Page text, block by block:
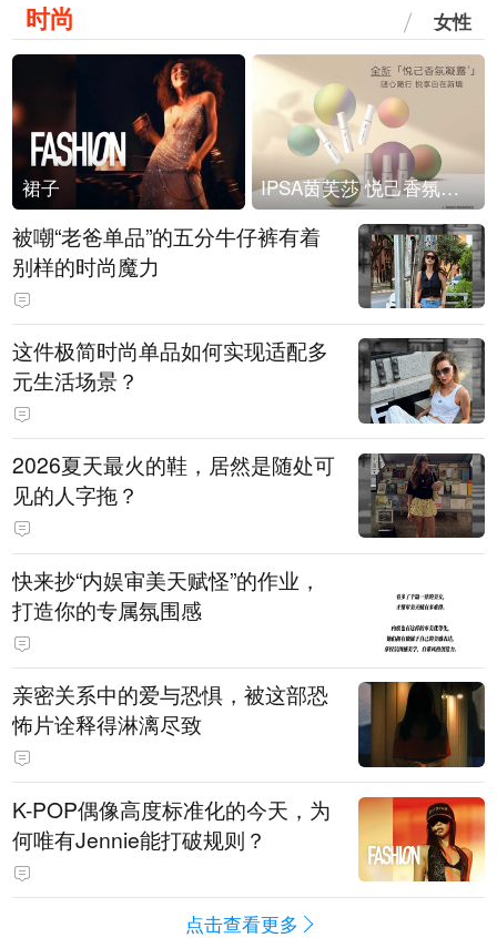
时尚 女性
裙子 IPSA茵芙莎 悦己香氛凝露上市
被嘲“老爸单品”的五分牛仔裤有着
别样的时尚魔力
这件极简时尚单品如何实现适配多
元生活场景？
2026夏天最火的鞋，居然是随处可
见的人字拖？
快来抄“内娱审美天赋怪”的作业，
打造你的专属氛围感
亲密关系中的爱与恐惧，被这部恐
怖片诠释得淋漓尽致
K-POP偶像高度标准化的今天，为
何唯有Jennie能打破规则？
点击查看更多